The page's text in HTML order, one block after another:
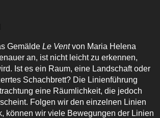
Gemälde Le Ventvon Maria Helena
an, ist nicht leicht zu erkennen,
Ist es ein Raum, eine Landschaft oder
Schachbrett? Die Linienführung
eine Räumlichkeit, die jedoch
Folgen wir den einzelnen Linien
können wir viele Bewegungen der Linien